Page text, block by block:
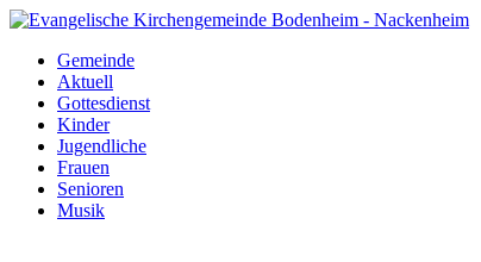
Direkt zum Inhalt
Evangelische
Kirchengemeinde
Bodenheim -
Nackenheim
Kategorien
Gemeinde
Aktuell
Gottesdienst
Kinder
Jugendliche
Frauen
Senioren
Musik